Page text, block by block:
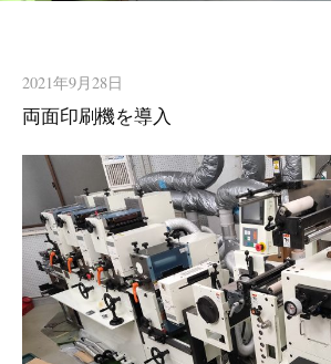
2021年9月28日
両面印刷機を導入